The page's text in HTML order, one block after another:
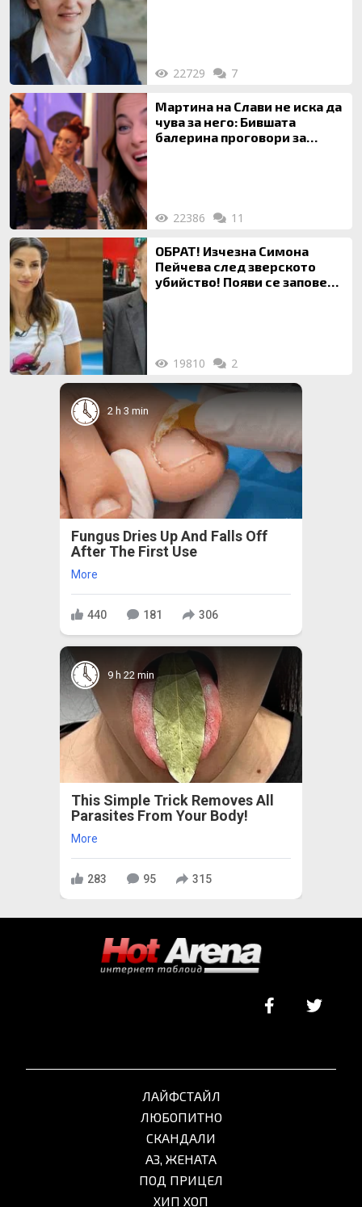
22729 7
Мартина на Слави не иска да
чува за него: Бившата
балерина проговори за
22386 11
ОБРАТ! Изчезна Симона
Пейчева след зверското
убийство! Появи се заповед
19810 2
2 h 3 min
Fungus Dries Up And Falls Off
After The First Use
More
440 181 306
9 h 22 min
This Simple Trick Removes All
Parasites From Your Body!
More
283 95 315
ЛАЙФСТАЙЛ
ЛЮБОПИТНО
СКАНДАЛИ
АЗ, ЖЕНАТА
ПОД ПРИЦЕЛ
ХИП ХОП